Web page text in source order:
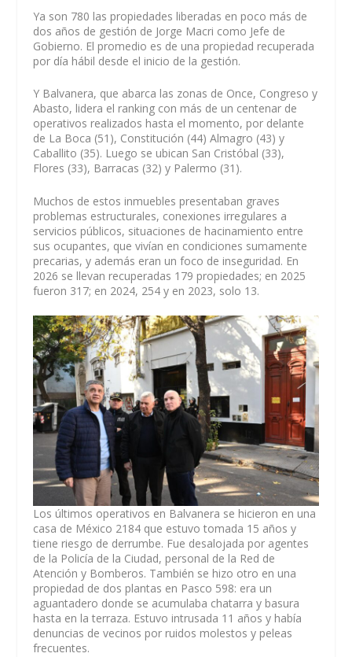
Ya son 780 las propiedades liberadas en poco más de
dos años de gestión de Jorge Macri como Jefe de
Gobierno. El promedio es de una propiedad recuperada
por día hábil desde el inicio de la gestión.
Y Balvanera, que abarca las zonas de Once, Congreso y
Abasto, lidera el ranking con más de un centenar de
operativos realizados hasta el momento, por delante
de La Boca (51), Constitución (44) Almagro (43) y
Caballito (35). Luego se ubican San Cristóbal (33),
Flores (33), Barracas (32) y Palermo (31).
Muchos de estos inmuebles presentaban graves
problemas estructurales, conexiones irregulares a
servicios públicos, situaciones de hacinamiento entre
sus ocupantes, que vivían en condiciones sumamente
precarias, y además eran un foco de inseguridad. En
2026 se llevan recuperadas 179 propiedades; en 2025
fueron 317; en 2024, 254 y en 2023, solo 13.
Los últimos operativos en Balvanera se hicieron en una
casa de México 2184 que estuvo tomada 15 años y
tiene riesgo de derrumbe. Fue desalojada por agentes
de la Policía de la Ciudad, personal de la Red de
Atención y Bomberos. También se hizo otro en una
propiedad de dos plantas en Pasco 598: era un
aguantadero donde se acumulaba chatarra y basura
hasta en la terraza. Estuvo intrusada 11 años y había
denuncias de vecinos por ruidos molestos y peleas
frecuentes.